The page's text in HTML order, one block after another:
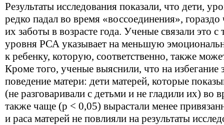
Результаты исследования показали, что дети,
редко падал во время «воссоединения»,
их заботы в возрасте года. Ученые связали это с
уровня РСА указывает на меньшую
к ребенку, которую, соответственно, также
Кроме того, ученые выяснили, что на избегание
поведение матери: дети матерей, которые
(не разговаривали с детьми и не гладили их) во
также чаще (p < 0,05) вырастали менее
и раса матерей не повлияли на результаты